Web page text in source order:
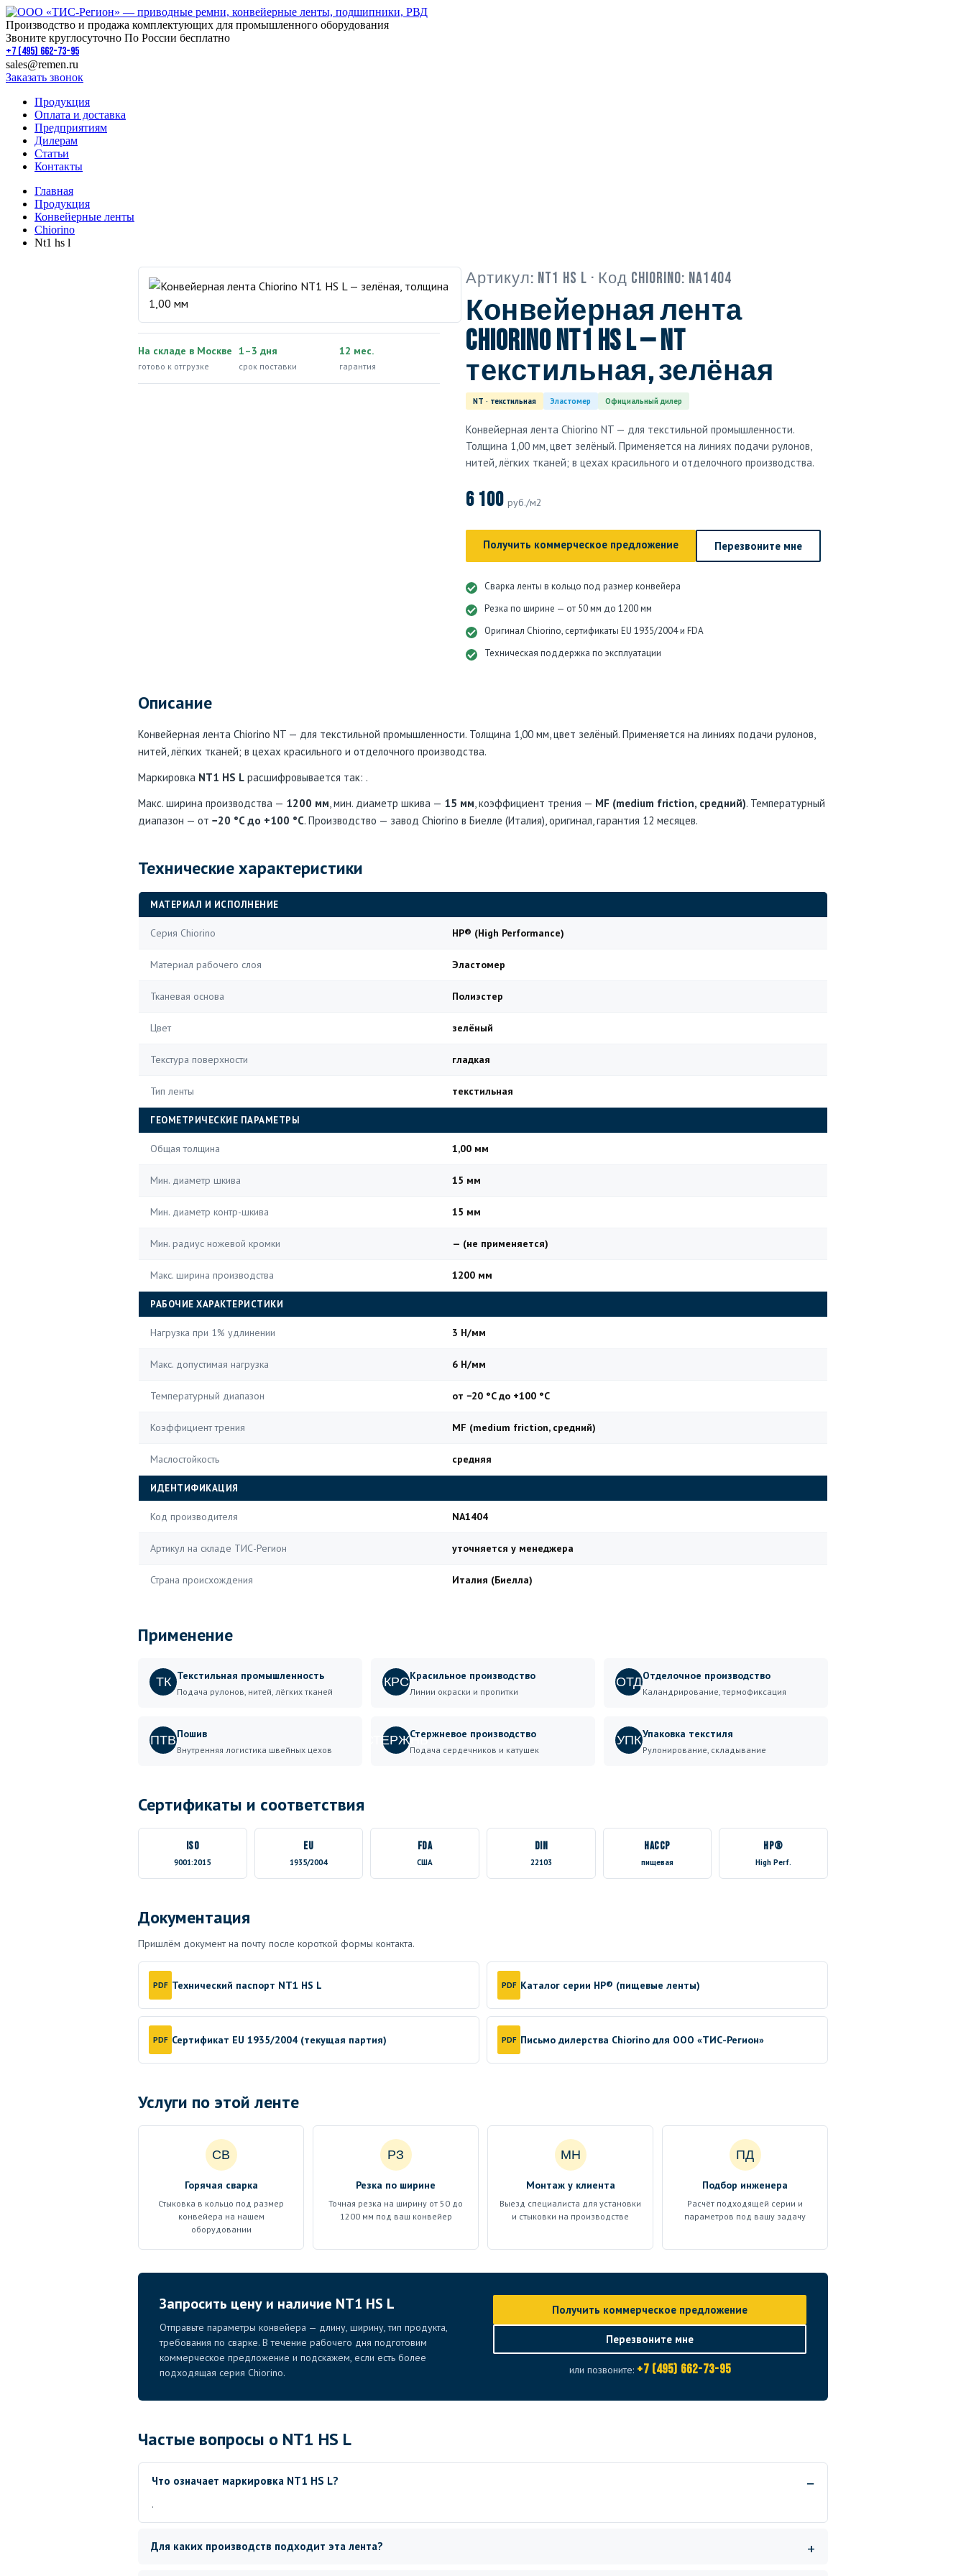
Производство и продажа комплектующих для промышленного оборудования
Звоните круглосуточно По России бесплатно
+7 (495) 662-73-95
sales@remen.ru
Заказать звонок
Продукция
Оплата и доставка
Предприятиям
Дилерам
Статьи
Контакты
Главная
Продукция
Конвейерные ленты
Chiorino
Nt1 hs l
На складе в Москве
готово к отгрузке
1–3 дня
срок поставки
12 мес.
гарантия
Артикул: NT1 HS L · Код Chiorino: NA1404
Конвейерная лента
Chiorino NT1 HS L — NT
текстильная, зелёная
NT · текстильная Эластомер Официальный дилер
Конвейерная лента Chiorino NT — для текстильной промышленности.
Толщина 1,00 мм, цвет зелёный. Применяется на линиях подачи рулонов,
нитей, лёгких тканей; в цехах красильного и отделочного производства.
6 100 руб./м2
Получить коммерческое предложение Перезвоните мне
Сварка ленты в кольцо под размер конвейера
Резка по ширине — от 50 мм до 1200 мм
Оригинал Chiorino, сертификаты EU 1935/2004 и FDA
Техническая поддержка по эксплуатации
Описание
Конвейерная лента Chiorino NT — для текстильной промышленности. Толщина 1,00 мм, цвет зелёный. Применяется на линиях подачи рулонов,
нитей, лёгких тканей; в цехах красильного и отделочного производства.
Маркировка NT1 HS L расшифровывается так: .
Макс. ширина производства — 1200 мм, мин. диаметр шкива — 15 мм, коэффициент трения — MF (medium friction, средний). Температурный
диапазон — от −20 °C до +100 °C. Производство — завод Chiorino в Биелле (Италия), оригинал, гарантия 12 месяцев.
Технические характеристики
МАТЕРИАЛ И ИСПОЛНЕНИЕ
Серия Chiorino HP® (High Performance)
Материал рабочего слоя Эластомер
Тканевая основа Полиэстер
Цвет зелёный
Текстура поверхности гладкая
Тип ленты текстильная
ГЕОМЕТРИЧЕСКИЕ ПАРАМЕТРЫ
Общая толщина 1,00 мм
Мин. диаметр шкива 15 мм
Мин. диаметр контр-шкива 15 мм
Мин. радиус ножевой кромки — (не применяется)
Макс. ширина производства 1200 мм
РАБОЧИЕ ХАРАКТЕРИСТИКИ
Нагрузка при 1% удлинении 3 Н/мм
Макс. допустимая нагрузка 6 Н/мм
Температурный диапазон от −20 °C до +100 °C
Коэффициент трения MF (medium friction, средний)
Маслостойкость средняя
ИДЕНТИФИКАЦИЯ
Код производителя NA1404
Артикул на складе ТИС-Регион уточняется у менеджера
Страна происхождения Италия (Биелла)
Применение
ТК Текстильная промышленность
Подача рулонов, нитей, лёгких тканей
КРСКрасильное производство
Линии окраски и пропитки
ОТДОтделочное производство
Каландрирование, термофиксация
ПТВПошив
Внутренняя логистика швейных цехов
СТЕРЖНЬСтержневое производство
Подача сердечников и катушек
УПКУпаковка текстиля
Рулонирование, складывание
Сертификаты и соответствия
ISO
9001:2015
EU
1935/2004
FDA
США
DIN
22103
HACCP
пищевая
HP®
High Perf.
Документация
Пришлём документ на почту после короткой формы контакта.
PDF Технический паспорт NT1 HS L PDF Каталог серии HP® (пищевые ленты)
PDF Сертификат EU 1935/2004 (текущая партия) PDF Письмо дилерства Chiorino для ООО «ТИС-Регион»
Услуги по этой ленте
СВ
Горячая сварка
Стыковка в кольцо под размер
конвейера на нашем
оборудовании
РЗ
Резка по ширине
Точная резка на ширину от 50 до
1200 мм под ваш конвейер
МН
Монтаж у клиента
Выезд специалиста для установки
и стыковки на производстве
ПД
Подбор инженера
Расчёт подходящей серии и
параметров под вашу задачу
Запросить цену и наличие NT1 HS L
Отправьте параметры конвейера — длину, ширину, тип продукта,
требования по сварке. В течение рабочего дня подготовим
коммерческое предложение и подскажем, если есть более
подходящая серия Chiorino.
Получить коммерческое предложение
Перезвоните мне
или позвоните: +7 (495) 662-73-95
Частые вопросы о NT1 HS L
Что означает маркировка NT1 HS L?
.
Для каких производств подходит эта лента?